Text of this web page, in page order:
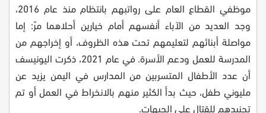
موظفي القطاع العام على رواتبهم بانتظام منذ عام 2016،
وجد العديد من الآباء أنفسهم أمام خيارين أحلاهما مرّ: إما
مواصلة أبنائهم لتعليمهم تحت هذه الظروف، أو إخراجهم من
المدرسة للعمل ودعم الأسرة. في عام 2021، ذكرت اليونيسف
أن عدد الأطفال المتسربين من المدارس في اليمن يزيد عن
مليوني طفل، حيث بدأ الكثير منهم بالانخراط في العمل أو تم
تجنيدهم للقتال على الجبهات.